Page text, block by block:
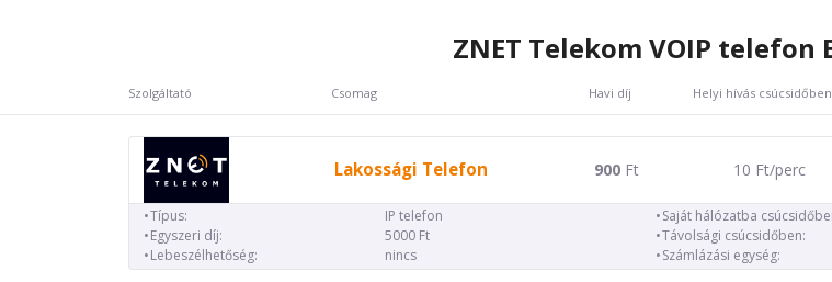
ZNET Telekom VOIP telefon
Szolgáltató Csomag Havi díj Helyi hívás csúcsidőben
Lakossági Telefon 900Ft 10 Ft/perc
Típus:
IP telefon
Egyszeri díj:
5000 Ft
Lebeszélhetőség:
nincs
Saját hálózatba
Távolsági csúcsidőben:
Számlázási egység: